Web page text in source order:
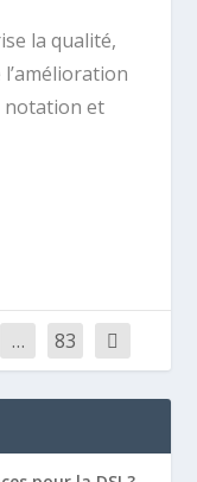
la qualité,
notation et
… 83